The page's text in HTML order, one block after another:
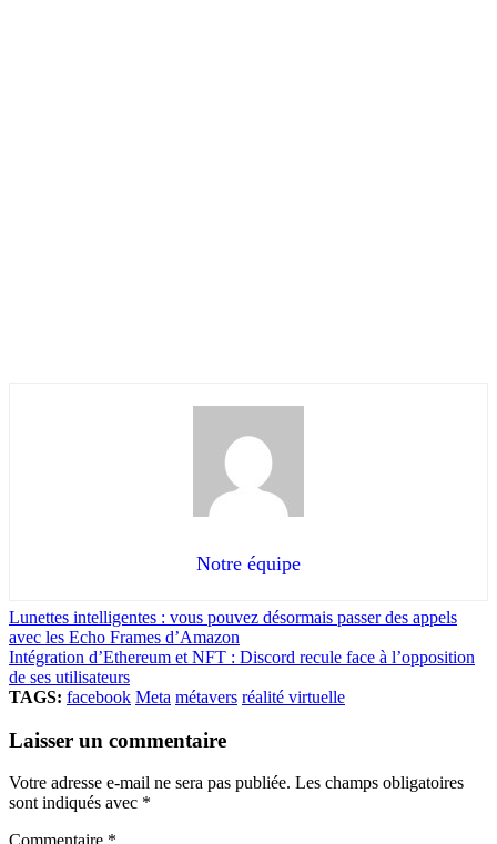
Notre équipe
Lunettes intelligentes : vous pouvez désormais passer des appels
avec les Echo Frames d’Amazon
Intégration d’Ethereum et NFT : Discord recule face à l’opposition
de ses utilisateurs
TAGS: facebook Meta métavers réalité virtuelle
Laisser un commentaire
Votre adresse e-mail ne sera pas publiée. Les champs obligatoires
sont indiqués avec *